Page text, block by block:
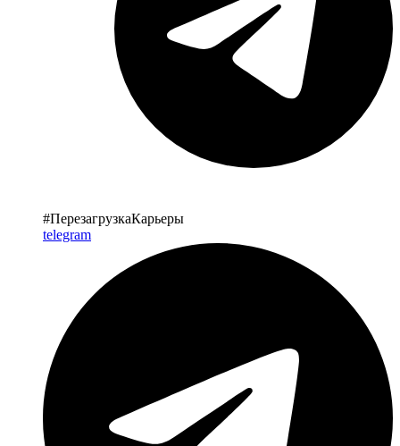
#ПерезагрузкаКарьеры
telegram